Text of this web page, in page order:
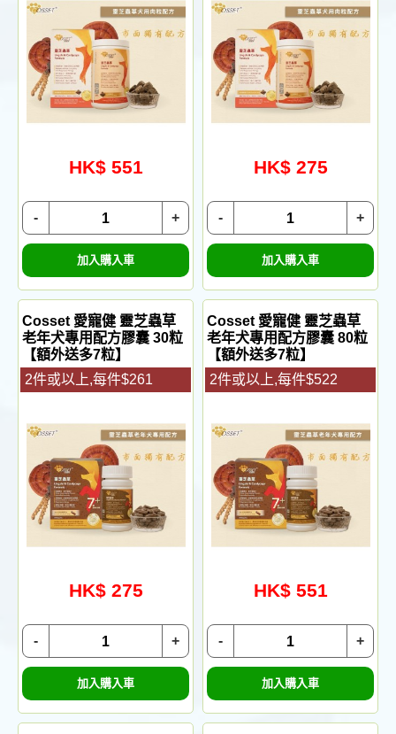
HK$ 551
+
-
加入購入車
HK$ 275
+
-
加入購入車
Cosset 愛寵健 靈芝蟲草
老年犬專用配方膠囊 30粒
【額外送多7粒】
2件或以上,每件$261
HK$ 275
+
-
加入購入車
Cosset 愛寵健 靈芝蟲草
老年犬專用配方膠囊 80粒
【額外送多7粒】
2件或以上,每件$522
HK$ 551
+
-
加入購入車